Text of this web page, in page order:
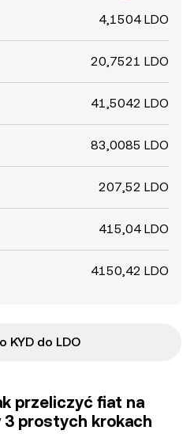
4,1504 LDO
20,7521 LDO
41,5042 LDO
83,0085 LDO
207,52 LDO
415,04 LDO
4150,42 LDO
KYD do LDO
przeliczyć fiat na
prostych krokach